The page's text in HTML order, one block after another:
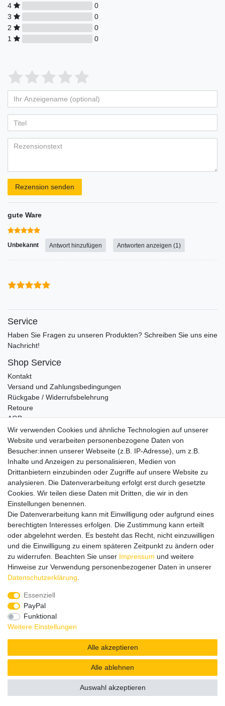
4
0
3
0
2
0
1
0
Bewertungssterne
von
5
Bewertungssternen
4
von
5
Bewertungssternen
3
von
5
Bewertungssternen
2
von
5
Bewertungssternen
1
von
5
Bewertungssternen
Anzeigename
(optional)
Rezension senden
gute Ware
Unbekannt Antwort hinzufügen Antworten anzeigen (1)
Service
Haben Sie Fragen zu unseren Produkten? Schreiben Sie uns eine
Nachricht!
Shop Service
Kontakt
Versand und Zahlungsbedingungen
Rückgabe / Widerrufsbelehrung
Retoure
AGB
Vertrag widerrufen
Informationen
Datenschutz
Impressum
Wir verschicken klimaneutral mit DPD
Zahlungsmethoden
Zusätzlich stehen SEPA
Kreditkartewie VISA oder MasterCard,
Wir verwenden Cookies und ähnliche Technologien auf unserer
Website und verarbeiten personenbezogene Daten von
Besucher:innen unserer Webseite (z.B. IP-Adresse), um z.B.
Inhalte und Anzeigen zu personalisieren, Medien von
Drittanbietern einzubinden oder Zugriffe auf unsere Website zu
analysieren. Die Datenverarbeitung erfolgt erst durch gesetzte
Cookies. Wir teilen diese Daten mit Dritten, die wir in den
Einstellungen benennen.
Die Datenverarbeitung kann mit Einwilligung oder aufgrund eines
berechtigten Interesses erfolgen. Die Zustimmung kann erteilt
oder abgelehnt werden. Es besteht das Recht, nicht einzuwilligen
und die Einwilligung zu einem späteren Zeitpunkt zu ändern oder
zu widerrufen. Beachten Sie unser Impressum und weitere
Hinweise zur Verwendung personenbezogener Daten in unserer
Daten­schutz­erklärung
Essenziell
PayPal
Funktional
Weitere Einstellungen
Alle akzeptieren
Alle ablehnen
Auswahl akzeptieren